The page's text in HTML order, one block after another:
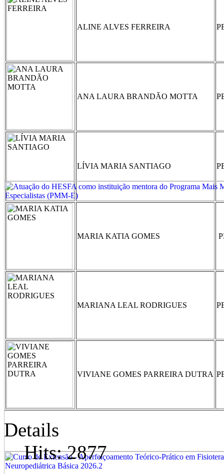
ALINE ALVES FERREIRA
ANA LAURA BRANDÃO MOTTA
LÍVIA MARIA SANTIAGO
MARIA KATIA GOMES
MARIANA LEAL RODRIGUES
VIVIANE GOMES PARREIRA DUTRA
Details
Hits: 2877